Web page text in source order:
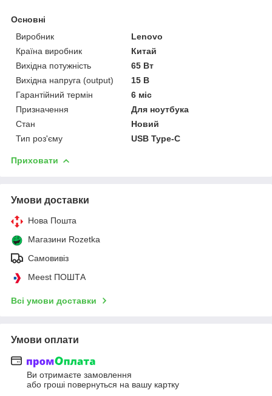
Основні
Виробник
Lenovo
Країна виробник
Китай
Вихідна потужність
65 Вт
Вихідна напруга (output)
15 В
Гарантійний термін
6 міс
Призначення
Для ноутбука
Стан
Новий
Тип роз'єму
USB Type-C
Приховати
Умови доставки
Нова Пошта
Магазини Rozetka
Самовивіз
Meest ПОШТА
Всі умови доставки
Умови оплати
Ви отримаєте замовлення
або гроші повернуться на вашу картку